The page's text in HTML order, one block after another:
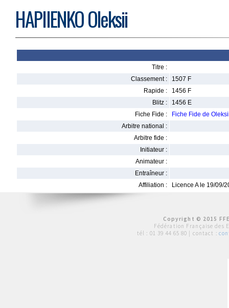
HAPIIENKO Oleksii
Titre :
Classement :
1507 F
Rapide :
1456 F
Blitz :
1456 E
Fiche Fide :
Fiche Fide de
Arbitre national :
Arbitre fide :
Initiateur :
Animateur :
Entraîneur :
Affiliation :
Licence A le 19/09/
Copyright © 2015
Fédération Française des
tél : 01 39 44 65 80 | contact :